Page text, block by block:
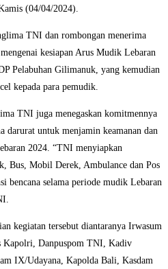
(04/04/2024).
TNI dan rombongan menerima
kesiapan Arus Mudik Lebaran
Pelabuhan Gilimanuk, yang kemudian
kepada para pemudik.
TNI juga menegaskan komitmennya
darurat untuk menjamin keamanan dan
2024. “TNI menyiapkan
Bus, Mobil Derek, Ambulance dan Pos
bencana selama periode mudik Lebaran
kegiatan tersebut diantaranya Irwasum
Kapolri, Danpuspom TNI, Kadiv
IX/Udayana, Kapolda Bali, Kasdam